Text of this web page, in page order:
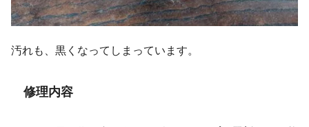
汚れも、黒くなってしまっています。
修理内容